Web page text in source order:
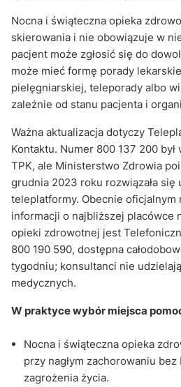
Nocna i świąteczna opieka
skierowania i nie obowiązuje w
pacjent może zgłosić się do
może mieć formę porady
pielęgniarskiej, teleporady albo
zależnie od stanu pacjenta i
Ważna aktualizacja dotyczy
Kontaktu. Numer 800 137 200
TPK, ale Ministerstwo Zdrowia
grudnia 2023 roku rozwiązała
teleplatformy. Obecnie oficjalnym
informacji o najbliższej placówce
opieki zdrowotnej jest
800 190 590, dostępna
tygodniu; konsultanci nie
medycznych.
W praktyce wybór miejsca
Nocna i świąteczna opieka
przy nagłym zachorowaniu
zagrożenia życia.